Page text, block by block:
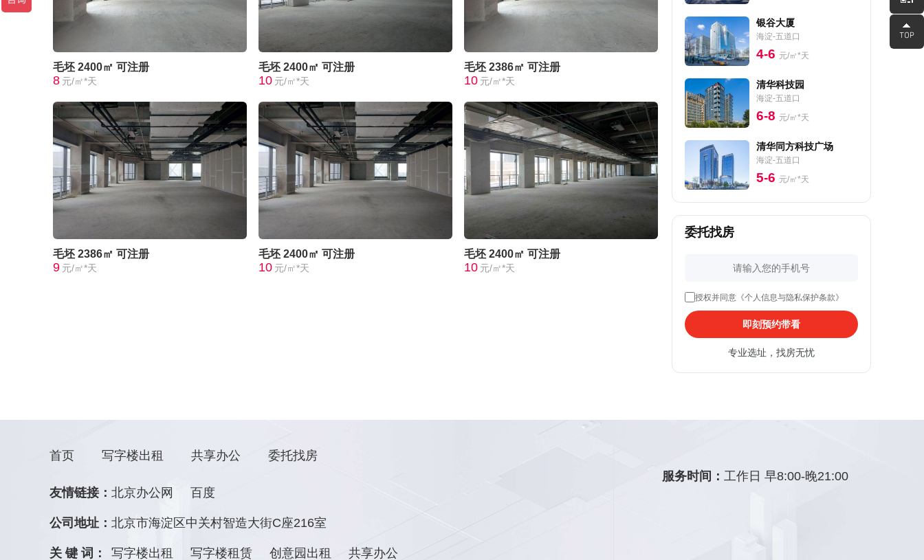
毛坯 2400㎡ 可注册
8 元/㎡*天
毛坯 2400㎡ 可注册
10 元/㎡*天
毛坯 2386㎡ 可注册
10 元/㎡*天
毛坯 2386㎡ 可注册
9 元/㎡*天
毛坯 2400㎡ 可注册
10 元/㎡*天
毛坯 2400㎡ 可注册
10 元/㎡*天
银谷大厦
海淀-五道口
4-6 元/㎡*天
清华科技园
海淀-五道口
6-8 元/㎡*天
清华同方科技广场
海淀-五道口
5-6 元/㎡*天
委托找房
授权并同意《个人信息与隐私保护条款》
即刻预约带看
专业选址，找房无忧
首页 写字楼出租 共享办公 委托找房
友情链接： 北京办公网 百度
公司地址： 北京市海淀区中关村智造大街C座216室
关 键 词： 写字楼出租 写字楼租赁 创意园出租 共享办公
服务时间：工作日 早8:00-晚21:00